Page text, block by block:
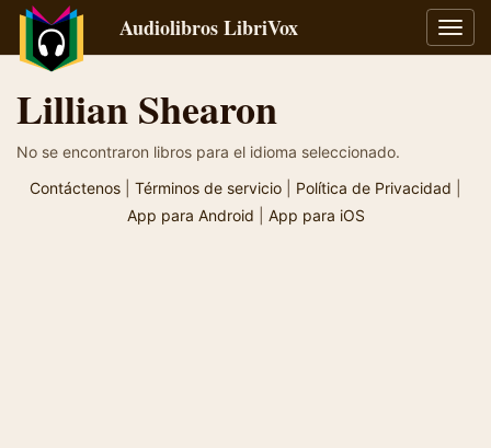
Audiolibros LibriVox
Lillian Shearon
No se encontraron libros para el idioma seleccionado.
Contáctenos
Términos de servicio Política de Privacidad
App para Android
App para iOS